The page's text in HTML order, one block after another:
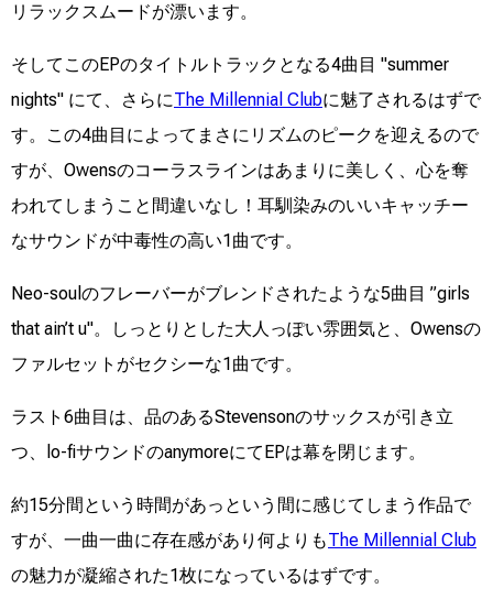
リラックスムードが漂います。
そしてこのEPのタイトルトラックとなる4曲目 "summer
nights" にて、さらにThe Millennial Clubに魅了されるはずで
す。この4曲目によってまさにリズムのピークを迎えるので
すが、Owensのコーラスラインはあまりに美しく、心を奪
われてしまうこと間違いなし！耳馴染みのいいキャッチー
なサウンドが中毒性の高い1曲です。
Neo-soulのフレーバーがブレンドされたような5曲目 ”girls
that ain’t u"。しっとりとした大人っぽい雰囲気と、Owensの
ファルセットがセクシーな1曲です。
ラスト6曲目は、品のあるStevensonのサックスが引き立
つ、lo-fiサウンドのanymoreにてEPは幕を閉じます。
約15分間という時間があっという間に感じてしまう作品で
すが、一曲一曲に存在感があり何よりもThe Millennial Club
の魅力が凝縮された1枚になっているはずです。